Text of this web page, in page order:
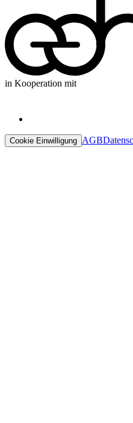
in Kooperation mit
Cookie Einwilligung AGB